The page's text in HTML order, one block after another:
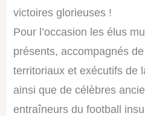
victoires glorieuses !
Pour l’occasion les élus
présents, accompagnés
territoriaux et exécutifs de
ainsi que de célèbres
entraîneurs du football